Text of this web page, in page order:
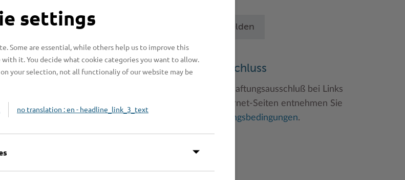
Betrieb anmelden
Haftungsauschluss
Hinweise zum Haftungsausschluß bei Links
zu anderen Internet-Seiten entnehmen Sie
Nutzungsbedingungen.
settings
Some are essential, while others help us to improve this
it. You decide what cookie categories you want to allow.
your selection, not all functionaliy of our website may be
no translation : en - headline_link_3_text